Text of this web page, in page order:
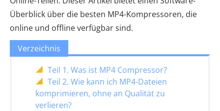
Überblick über die besten MP4-Kompressoren, die
online und offline verfügbar sind.
Verzeichnis
Teil 1. Was ist MP4 Compressor?
Teil 2. Wie kann ich MP4-Dateien
komprimieren, ohne an Qualität zu
verlieren?